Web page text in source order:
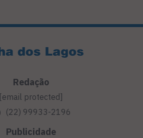
Redação
[email protected]
(22) 99933-2196
Publicidade